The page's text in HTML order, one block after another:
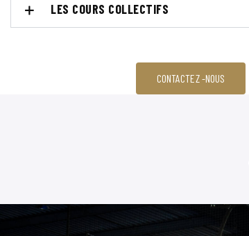
LES COURS COLLECTIFS
CONTACTEZ -NOUS